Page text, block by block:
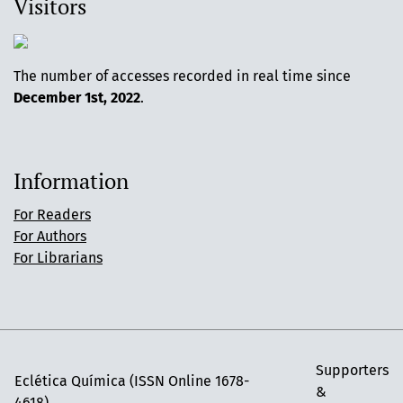
Visitors
The number of accesses recorded in real time since
December 1st, 2022.
Information
For Readers
For Authors
For Librarians
Eclética Química (ISSN Online 1678-
Supporters
&